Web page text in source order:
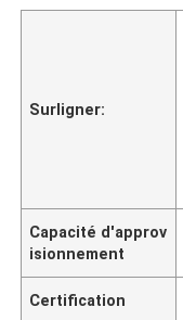
Surligner:
Capacité d'approv
isionnement
Certification